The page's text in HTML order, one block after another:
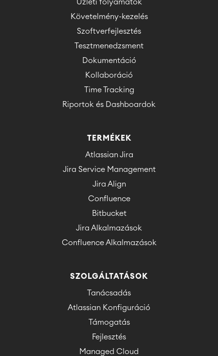
Üzleti folyamatok
Követelmény-kezelés
Szoftverfejlesztés
Tesztmenedzsment
Dokumentáció
Kollaboráció
Time Tracking
Riportok és Dashboardok
TERMÉKEK
Atlassian Jira
Jira Service Management
Jira Align
Confluence
Bitbucket
Jira Alkalmazások
Confluence Alkalmazások
SZOLGÁLTATÁSOK
Tanácsadás
Atlassian Konfiguráció
Támogatás
Fejlesztés
Managed Cloud